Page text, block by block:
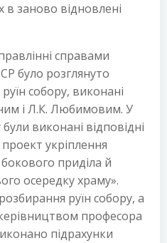
заново відновлені
справами
було розглянуто
собору, виконані
і Л.К. Любимовим. У
виконані відповідні
укріплення
приділа й
осередку храму».
руїн собору, а
професора
підрахунки